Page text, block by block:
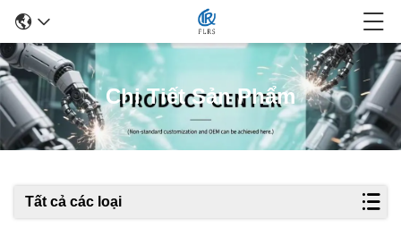
Chi Tiết Sản Phẩm
Tất cả các loại